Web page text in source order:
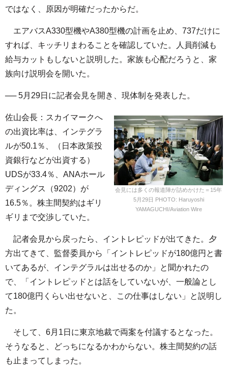
ではなく、原因が明確だったからだ。
エアバスA330型機やA380型機の計画を止め、737だけに
すれば、キッチリまわることを確認していた。人員削減も
給与カットもしないと説明した。家族も心配だろうと、家
族向け説明会を開いた。
── 5月29日に記者会見を開き、現体制を発表した。
会見には多くの報道陣が詰めかけた＝15年
5月29日 PHOTO: Haruyoshi
YAMAGUCHI/Aviation Wire
佐山会長：スカイマークへ
の出資比率は、インテグラ
ルが50.1％、（日本政策投
資銀行などが出資する）
UDSが33.4％、ANAホール
ディングス（9202）が
16.5％。株主間契約はギリ
ギリまで交渉していた。
記者会見から戻ったら、イントレピッドが出てきた。夕
方出てきて、監督委員から「イントレピッドが180億円と書
いてあるが、インテグラルは出せるのか」と聞かれたの
で、「イントレピッドとは話をしていないが、一般論とし
て180億円くらい出せないと、この仕事はしない」と説明し
た。
そして、6月1日に東京地裁で両案を付議するとなった。
そうなると、どっちになるかわからない。株主間契約の話
も止まってしまった。